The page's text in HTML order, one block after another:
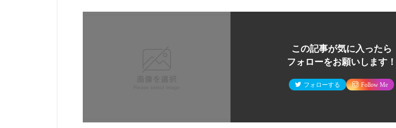
この記事が気に入ったら
フォローをお願いします！
フォローする Follow Me